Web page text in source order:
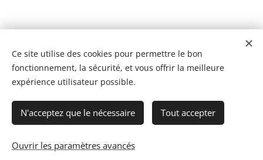
© 2023 Les recettes d'Henri-Luc. Tous droits réservés.
Ce site utilise des cookies pour permettre le bon
fonctionnement, la sécurité, et vous offrir la meilleure
expérience utilisateur possible.
N'acceptez que le nécessaire Tout accepter
Ouvrir les paramètres avancés